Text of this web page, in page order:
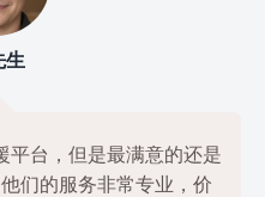
生
平台，但是最满意的还是
们的服务非常专业，价